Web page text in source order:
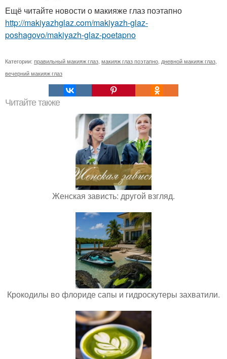
Ещё читайте новости о макияже глаз поэтапно
http://makiyazhglaz.com/makiyazh-glaz-
poshagovo/makiyazh-glaz-poetapno
Категории: правильный макияж глаз, макияж глаз поэтапно, дневной макияж глаз,
вечерний макияж глаз
Читайте также
Женская зависть: другой взгляд.
Крокодилы во флориде сапы и гидроскутеры захватили.